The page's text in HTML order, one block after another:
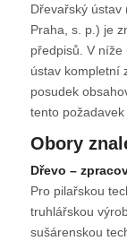
Dřevařský ústav
Praha, s. p.) je
předpisů. V níže
ústav kompletní
posudek
tento požadavek
Obory
Dřevo –
Pro pilařskou
truhlářskou
sušárenskou